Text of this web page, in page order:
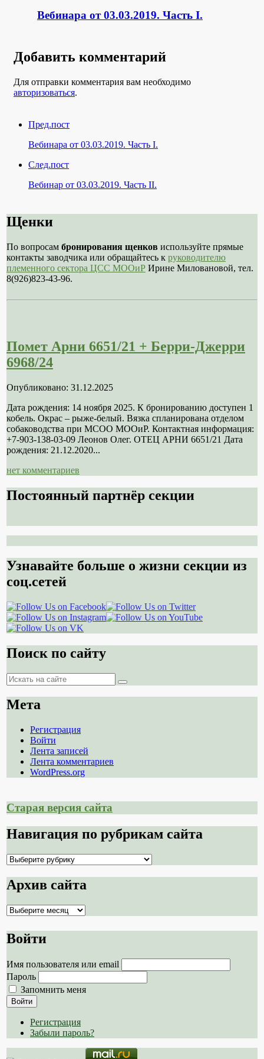
Вебинара от 03.03.2019. Часть I.
Добавить комментарий
Для отправки комментария вам необходимо
авторизоваться.
Пред.пост
Вебинара от 03.03.2019. Часть I.
След.пост
Вебинар от 03.03.2019. Часть II.
Щенки
По вопросам бронирования щенков используйте прямые
контакты заводчика или обращайтесь к руководителю
племенного сектора ЦСС МООиР Ирине Миловановой, тел.
8(926)823-43-96.
Помет Арни 6651/21 + Берри-Джерри
6968/24
Опубликовано: 31.12.2025
Дата рождения: 14 ноября 2025. К бронированию доступен 1
кобель. Окрас – рыже-белый. Вязка спланирована отделом
собаководства при МСОО МООиР. Контактная информация:
+7-903-138-03-09 Леонов Олег. ОТЕЦ АРНИ 6651/21 Дата
рождения: 21.12.2020...
нет комментариев
Постоянный партнёр секции
Узнавайте больше о жизни секции из
соц.сетей
Поиск по сайту
Поиск
Поиск
Мета
Регистрация
Войти
Лента записей
Лента комментариев
WordPress.org
Старая версия сайта
Навигация по рубрикам сайта
Навигация
рубрикам
сайта
Архив сайта
Архив
Войти
Имя пользователя или email
Пароль
Запомнить меня
Войти
Регистрация
Забыли пароль?